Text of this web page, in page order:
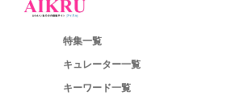
特集一覧
キュレーター一覧
キーワード一覧